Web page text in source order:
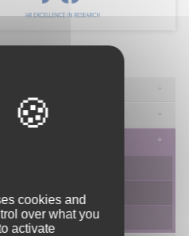
+
+
+
cookies and
over what you
activate